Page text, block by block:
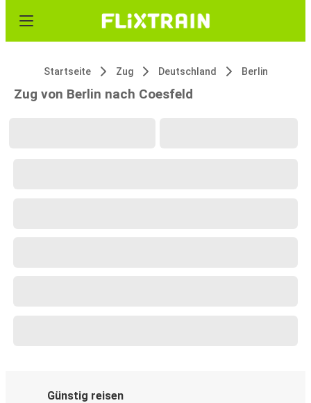
Startseite Zug Deutschland Berlin
Zug von Berlin nach Coesfeld
Günstig reisen